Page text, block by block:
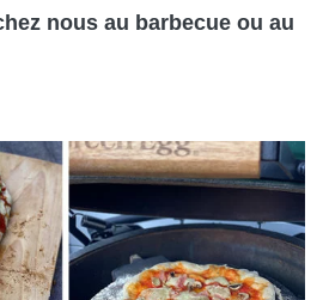
nous au barbecue ou au